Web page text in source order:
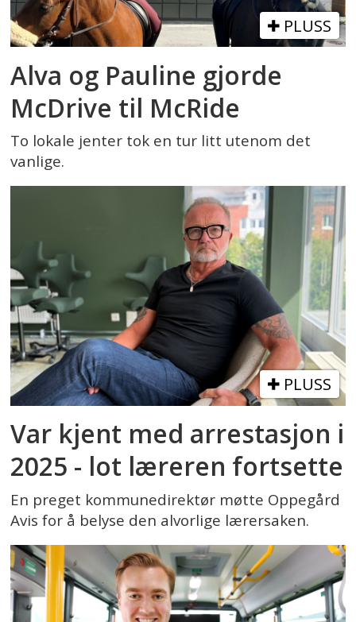
PLUSS
Alva og Pauline gjorde
McDrive til McRide
To lokale jenter tok en tur litt utenom det
vanlige.
PLUSS
Var kjent med arrestasjon i
2025 - lot læreren fortsette
En preget kommunedirektør møtte Oppegård
Avis for å belyse den alvorlige lærersaken.